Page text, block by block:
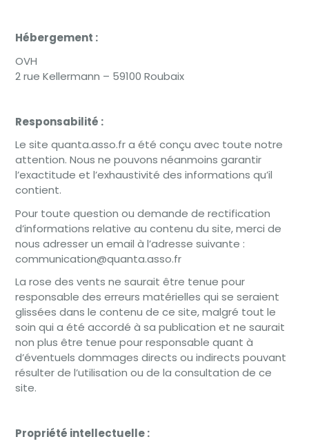
Hébergement :
OVH
2 rue Kellermann – 59100 Roubaix
Responsabilité :
Le site quanta.asso.fr a été conçu avec toute notre
attention. Nous ne pouvons néanmoins garantir
l’exactitude et l’exhaustivité des informations qu’il
contient.
Pour toute question ou demande de rectification
d’informations relative au contenu du site, merci de
nous adresser un email à l’adresse suivante :
communication@quanta.asso.fr
La rose des vents ne saurait être tenue pour
responsable des erreurs matérielles qui se seraient
glissées dans le contenu de ce site, malgré tout le
soin qui a été accordé à sa publication et ne saurait
non plus être tenue pour responsable quant à
d’éventuels dommages directs ou indirects pouvant
résulter de l’utilisation ou de la consultation de ce
site.
Propriété intellectuelle :